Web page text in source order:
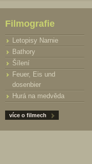
Filmografie
Letopisy Narnie
Bathory
Šílení
Feuer, Eis und
dosenbier
Hurá na medvěda
více o filmech